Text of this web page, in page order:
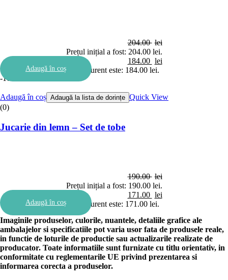
204.00 lei
Prețul inițial a fost: 204.00 lei.
184.00 lei
Prețul curent este: 184.00 lei.
Adaugă în coș
-10%
Adaugă în coș Adaugă la lista de dorințe Quick View
(0)
Jucarie din lemn – Set de tobe
190.00 lei
Prețul inițial a fost: 190.00 lei.
171.00 lei
Prețul curent este: 171.00 lei.
Adaugă în coș
Imaginile produselor, culorile, nuantele, detaliile grafice ale
ambalajelor si specificatiile pot varia usor fata de produsele reale,
in functie de loturile de productie sau actualizarile realizate de
producator. Toate informatiile sunt furnizate cu titlu orientativ, in
conformitate cu reglementarile UE privind prezentarea si
informarea corecta a produselor.